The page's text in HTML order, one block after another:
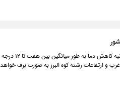
مطابق اعلام سازمان هواشناسی، از امروز
و ارتفاعات رشته کوه البرز به صورت برف